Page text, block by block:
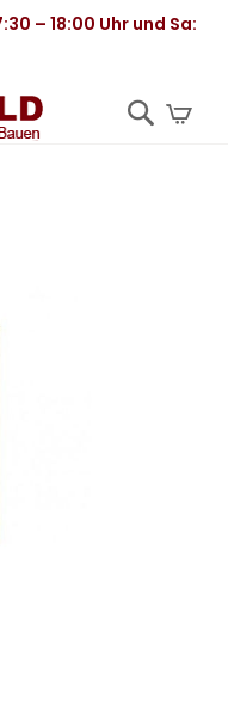
– 18:00 Uhr und Sa: